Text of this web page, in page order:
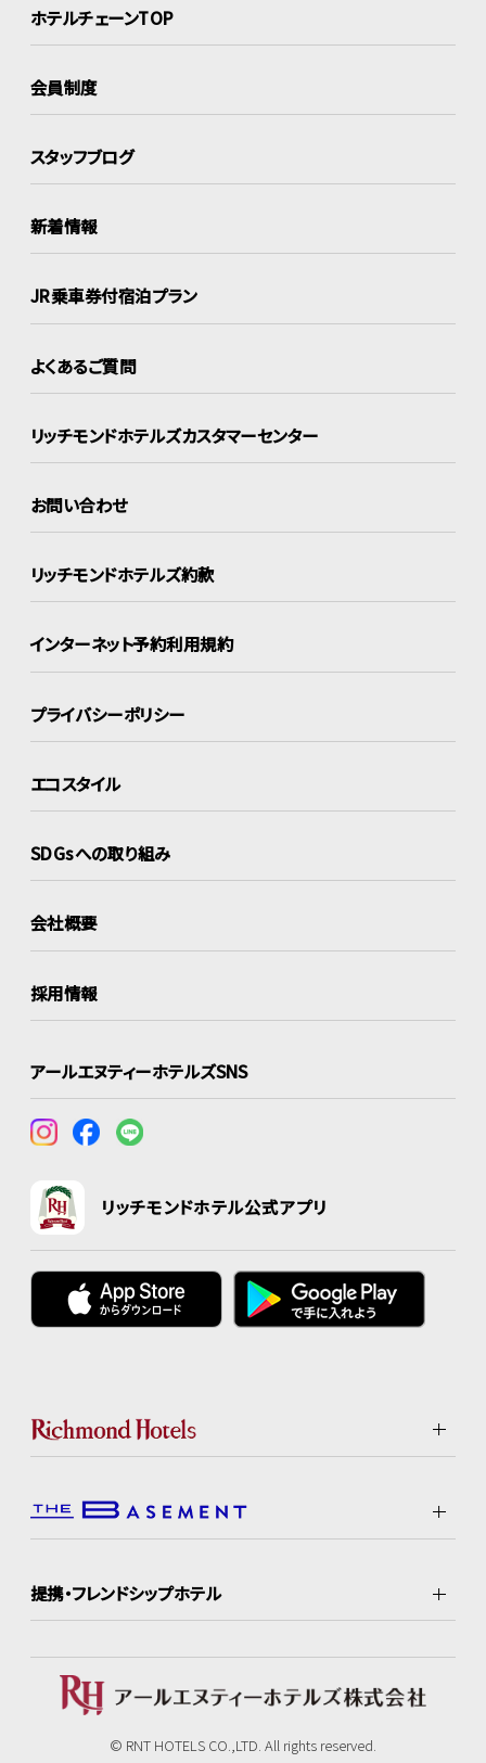
ホテルチェーンTOP
会員制度
スタッフブログ
新着情報
JR乗車券付宿泊プラン
よくあるご質問
リッチモンドホテルズカスタマーセンター
お問い合わせ
リッチモンドホテルズ約款
インターネット予約利用規約
プライバシーポリシー
エコスタイル
SDGsへの取り組み
会社概要
採用情報
アールエヌティーホテルズSNS
リッチモンドホテル公式アプリ
提携・フレンドシップホテル
© RNT HOTELS CO.,LTD. All rights reserved.